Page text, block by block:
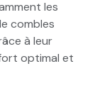
les
combles
à leur
optimal et